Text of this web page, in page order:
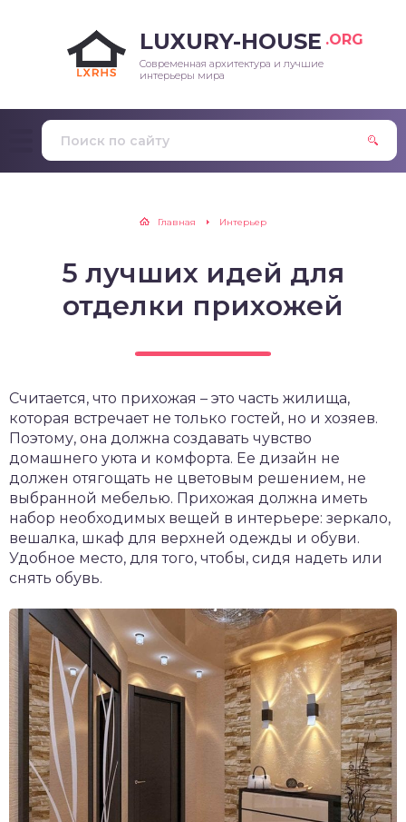
LUXURY-HOUSE .ORG
Современная архитектура и лучшие
интерьеры мира
Главная Интерьер
5 лучших идей для
отделки прихожей
Считается, что прихожая – это часть жилища,
которая встречает не только гостей, но и хозяев.
Поэтому, она должна создавать чувство
домашнего уюта и комфорта. Ее дизайн не
должен отягощать не цветовым решением, не
выбранной мебелью. Прихожая должна иметь
набор необходимых вещей в интерьере: зеркало,
вешалка, шкаф для верхней одежды и обуви.
Удобное место, для того, чтобы, сидя надеть или
снять обувь.